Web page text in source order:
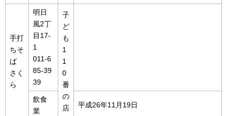
手打
ちそ
ば
さく
ら
明日
風2丁
目17-
1
011-6
85-39
39
子
ど
も
1
1
0
番
の
店
飲食
業
平成26年11月19日